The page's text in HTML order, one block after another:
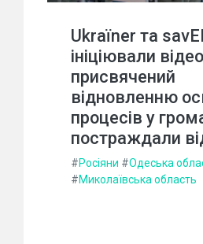
Ukraїner та
ініціювали
присвячений
відновленню
процесів у
постраждали
#Росіяни #Одеська
#Миколаївська область